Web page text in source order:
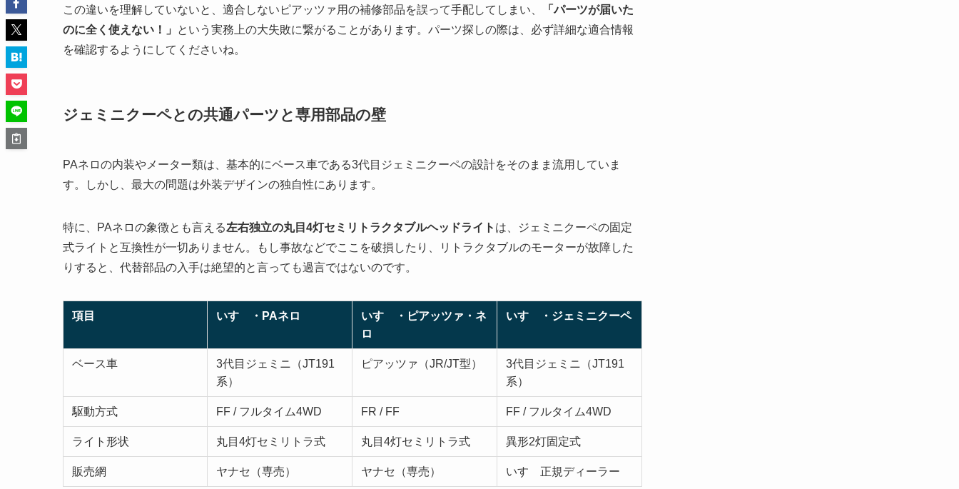
この違いを理解していないと、適合しないピアッツァ用の補修部品を誤って手配してしまい、
「パーツが届いた
のに全く使えない！」
という実務上の大失敗に繋がることがあります。パーツ探しの際は、必ず詳細な適合情報
を確認するようにしてくださいね。
ジェミニクーペとの共通パーツと専用部品の壁
PAネロの内装やメーター類は、基本的にベース車である3代目ジェミニクーペの設計をそのまま流用していま
す。しかし、最大の問題は外装デザインの独自性にあります。
特に、PAネロの象徴とも言える左右独立の丸目4灯セミリトラクタブルヘッドライト は、ジェミニクーペの固定
式ライトと互換性が一切ありません。もし事故などでここを破損したり、リトラクタブルのモーターが故障した
りすると、代替部品の入手は絶望的と言っても過言ではないのです。
項目 いすゞ・PAネロ
いすゞ・ピアッツァ・ネ
ロ
いすゞ・ジェミニクーペ
ベース車
3代目ジェミニ（JT191
系）
ピアッツァ（JR/JT型）
3代目ジェミニ（JT191
系）
駆動方式 FF / フルタイム4WD FR / FF FF / フルタイム4WD
ライト形状 丸目4灯セミリトラ式 丸目4灯セミリトラ式 異形2灯固定式
販売網 ヤナセ（専売） ヤナセ（専売） いすゞ正規ディーラー